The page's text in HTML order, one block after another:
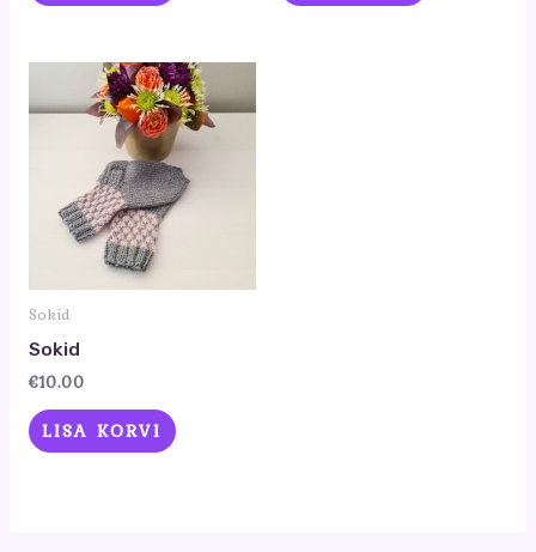
Sokid
Sokid
€10.00
LISA KORVI